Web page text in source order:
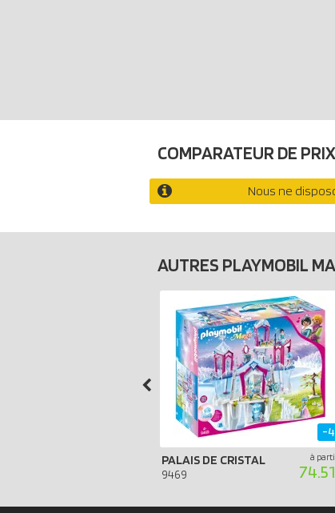
COMPARATEUR DE PRIX
Nous ne
AUTRES PLAYMOBIL
PALAIS DE CRISTAL
9469
à
-